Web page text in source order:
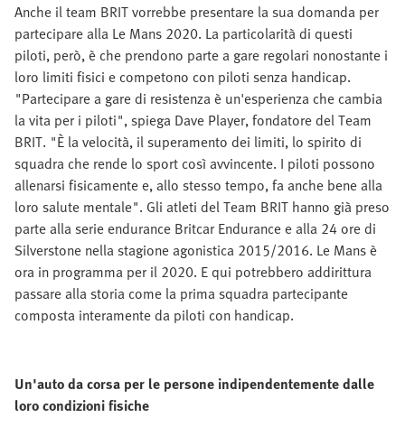
Anche il team BRIT vorrebbe presentare la sua domanda per
partecipare alla Le Mans 2020. La particolarità di questi
piloti, però, è che prendono parte a gare regolari nonostante i
loro limiti fisici e competono con piloti senza handicap.
"Partecipare a gare di resistenza è un'esperienza che cambia
la vita per i piloti", spiega Dave Player, fondatore del Team
BRIT. "È la velocità, il superamento dei limiti, lo spirito di
squadra che rende lo sport così avvincente. I piloti possono
allenarsi fisicamente e, allo stesso tempo, fa anche bene alla
loro salute mentale". Gli atleti del Team BRIT hanno già preso
parte alla serie endurance Britcar Endurance e alla 24 ore di
Silverstone nella stagione agonistica 2015/2016. Le Mans è
ora in programma per il 2020. E qui potrebbero addirittura
passare alla storia come la prima squadra partecipante
composta interamente da piloti con handicap.
Un'auto da corsa per le persone indipendentemente dalle
loro condizioni fisiche